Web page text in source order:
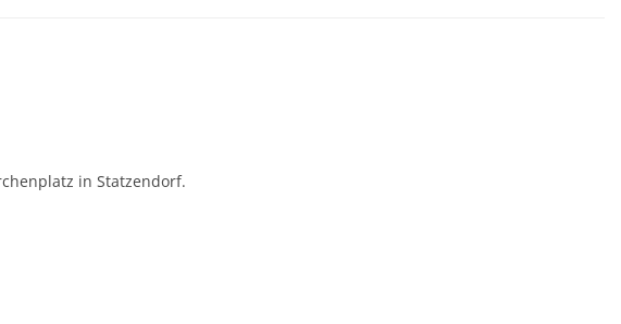
in Statzendorf.